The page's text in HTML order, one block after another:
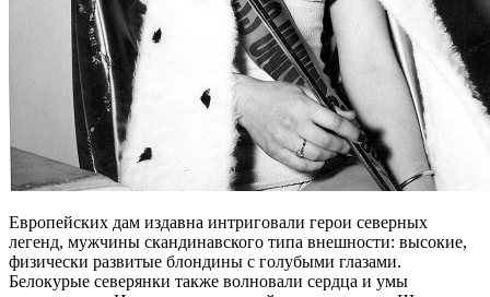
Европейских дам издавна интриговали герои северных
легенд, мужчины скандинавского типа внешности: высокие,
физически развитые блондины с голубыми глазами.
Белокурые северянки также волновали сердца и умы